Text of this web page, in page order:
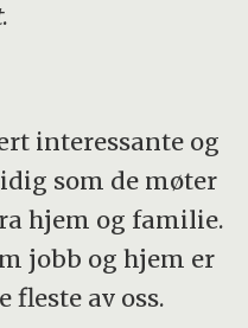
.
interessante og
som de møter
hjem og familie.
jobb og hjem er
fleste av oss.